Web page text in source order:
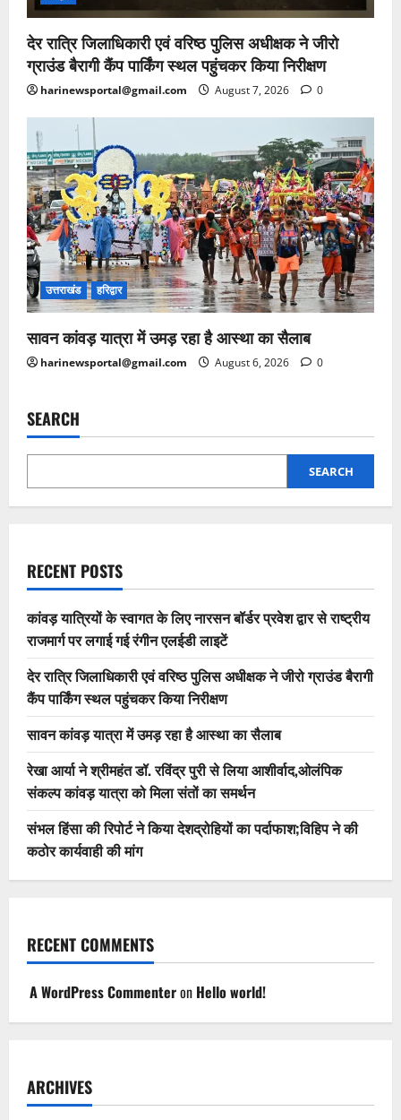
देर रात्रि जिलाधिकारी एवं वरिष्ठ पुलिस अधीक्षक ने जीरो
ग्राउंड बैरागी कैंप पार्किंग स्थल पहुंचकर किया निरीक्षण
harinewsportal@gmail.com August 7, 2026 0
उत्तराखंड हरिद्वार
सावन कांवड़ यात्रा में उमड़ रहा है आस्था का सैलाब
harinewsportal@gmail.com August 6, 2026 0
SEARCH
SEARCH
RECENT POSTS
कांवड़ यात्रियों के स्वागत के लिए नारसन बॉर्डर प्रवेश द्वार से राष्ट्रीय
राजमार्ग पर लगाई गई रंगीन एलईडी लाइटें
देर रात्रि जिलाधिकारी एवं वरिष्ठ पुलिस अधीक्षक ने जीरो ग्राउंड बैरागी
कैंप पार्किंग स्थल पहुंचकर किया निरीक्षण
सावन कांवड़ यात्रा में उमड़ रहा है आस्था का सैलाब
रेखा आर्या ने श्रीमहंत डॉ. रविंद्र पुरी से लिया आशीर्वाद,ओलंपिक
संकल्प कांवड़ यात्रा को मिला संतों का समर्थन
संभल हिंसा की रिपोर्ट ने किया देशद्रोहियों का पर्दाफाश;विहिप ने की
कठोर कार्यवाही की मांग
RECENT COMMENTS
A WordPress Commenteron Hello world!
ARCHIVES